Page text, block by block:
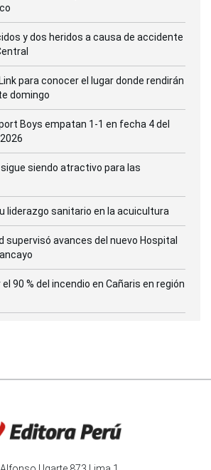
y dos heridos a causa de accidente
para conocer el lugar donde rendirán
domingo
Boys empatan 1-1 en fecha 4 del
sigue siendo atractivo para las
liderazgo sanitario en la acuicultura
supervisó avances del nuevo Hospital
90 % del incendio en Cañaris en región